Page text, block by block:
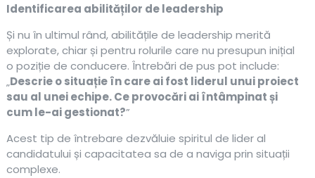
Identificarea abilităților de leadership
Și nu în ultimul rând, abilitățile de leadership merită
explorate, chiar și pentru rolurile care nu presupun inițial
o poziție de conducere. Întrebări de pus pot include:
„Descrie o situație în care ai fost liderul unui proiect
sau al unei echipe. Ce provocări ai întâmpinat și
cum le-ai gestionat?”
Acest tip de întrebare dezvăluie spiritul de lider al
candidatului și capacitatea sa de a naviga prin situații
complexe.